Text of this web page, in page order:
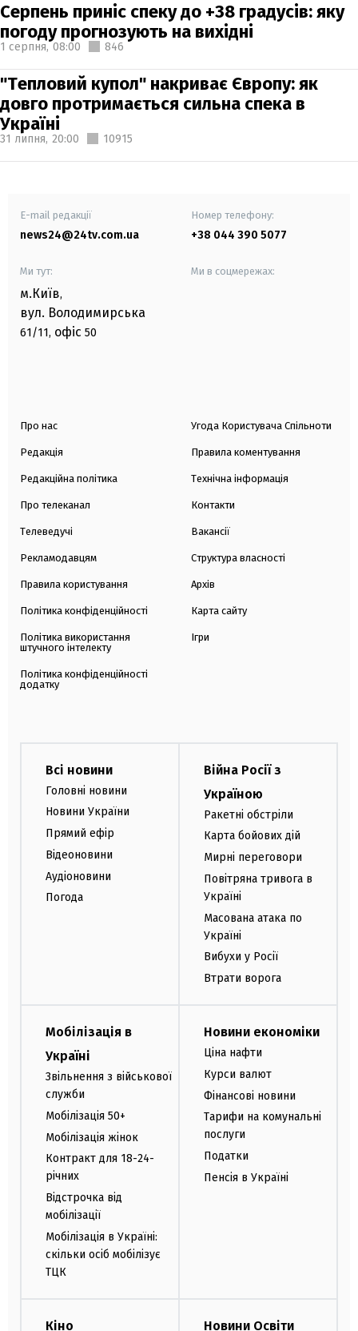
Серпень приніс спеку до +38 градусів: яку
погоду прогнозують на вихідні
1 серпня, 08:00 846
"Тепловий купол" накриває Європу: як
довго протримається сильна спека в
Україні
31 липня, 20:00 10915
E-mail редакції
news24@24tv.com.ua
Номер телефону:
+38 044 390 5077
Ми тут:
м.Київ,
вул. Володимирська
61/11, офіс 50
Ми в соцмережах:
Про нас
Редакція
Редакційна політика
Про телеканал
Телеведучі
Рекламодавцям
Правила користування
Політика конфіденційності
Політика використання
штучного інтелекту
Політика конфіденційності
додатку
Угода Користувача Спільноти
Правила коментування
Технічна інформація
Контакти
Вакансії
Структура власності
Архів
Карта сайту
Ігри
Всі новини
Головні новини
Новини України
Прямий ефір
Відеоновини
Аудіоновини
Погода
Війна Росії з
Україною
Ракетні обстріли
Карта бойових дій
Мирні переговори
Повітряна тривога в
Україні
Масована атака по
Україні
Вибухи у Росії
Втрати ворога
Мобілізація в
Україні
Звільнення з військової
служби
Мобілізація 50+
Мобілізація жінок
Контракт для 18-24-
річних
Відстрочка від
мобілізації
Мобілізація в Україні:
скільки осіб мобілізує
ТЦК
Новини економіки
Ціна нафти
Курси валют
Фінансові новини
Тарифи на комунальні
послуги
Податки
Пенсія в Україні
Кіно Новини Освіти